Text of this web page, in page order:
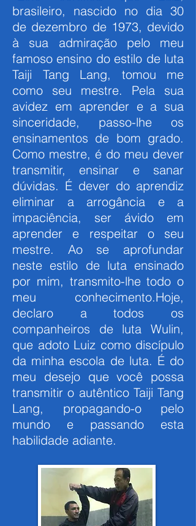
brasileiro, nascido no dia 30
de dezembro de 1973, devido
à sua admiração pelo meu
famoso ensino do estilo de luta
Taiji Tang Lang, tomou me
como seu mestre. Pela sua
avidez em aprender e a sua
sinceridade, passo-lhe os
ensinamentos de bom grado.
Como mestre, é do meu dever
transmitir, ensinar e sanar
dúvidas. É dever do aprendiz
eliminar a arrogância e a
impaciência, ser ávido em
aprender e respeitar o seu
mestre. Ao se aprofundar
neste estilo de luta ensinado
por mim, transmito-lhe todo o
meu conhecimento.Hoje,
declaro a todos os
companheiros de luta Wulin,
que adoto Luiz como discípulo
da minha escola de luta. É do
meu desejo que você possa
transmitir o autêntico Taiji Tang
Lang, propagando-o pelo
mundo e passando esta
habilidade adiante.